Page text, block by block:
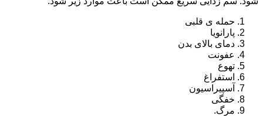
حمله ی قلبی
پارانویا
دمای بالای بدن
عفونت
تهوع
استفراغ
آسپیراسیون
خفگی
مرگ.